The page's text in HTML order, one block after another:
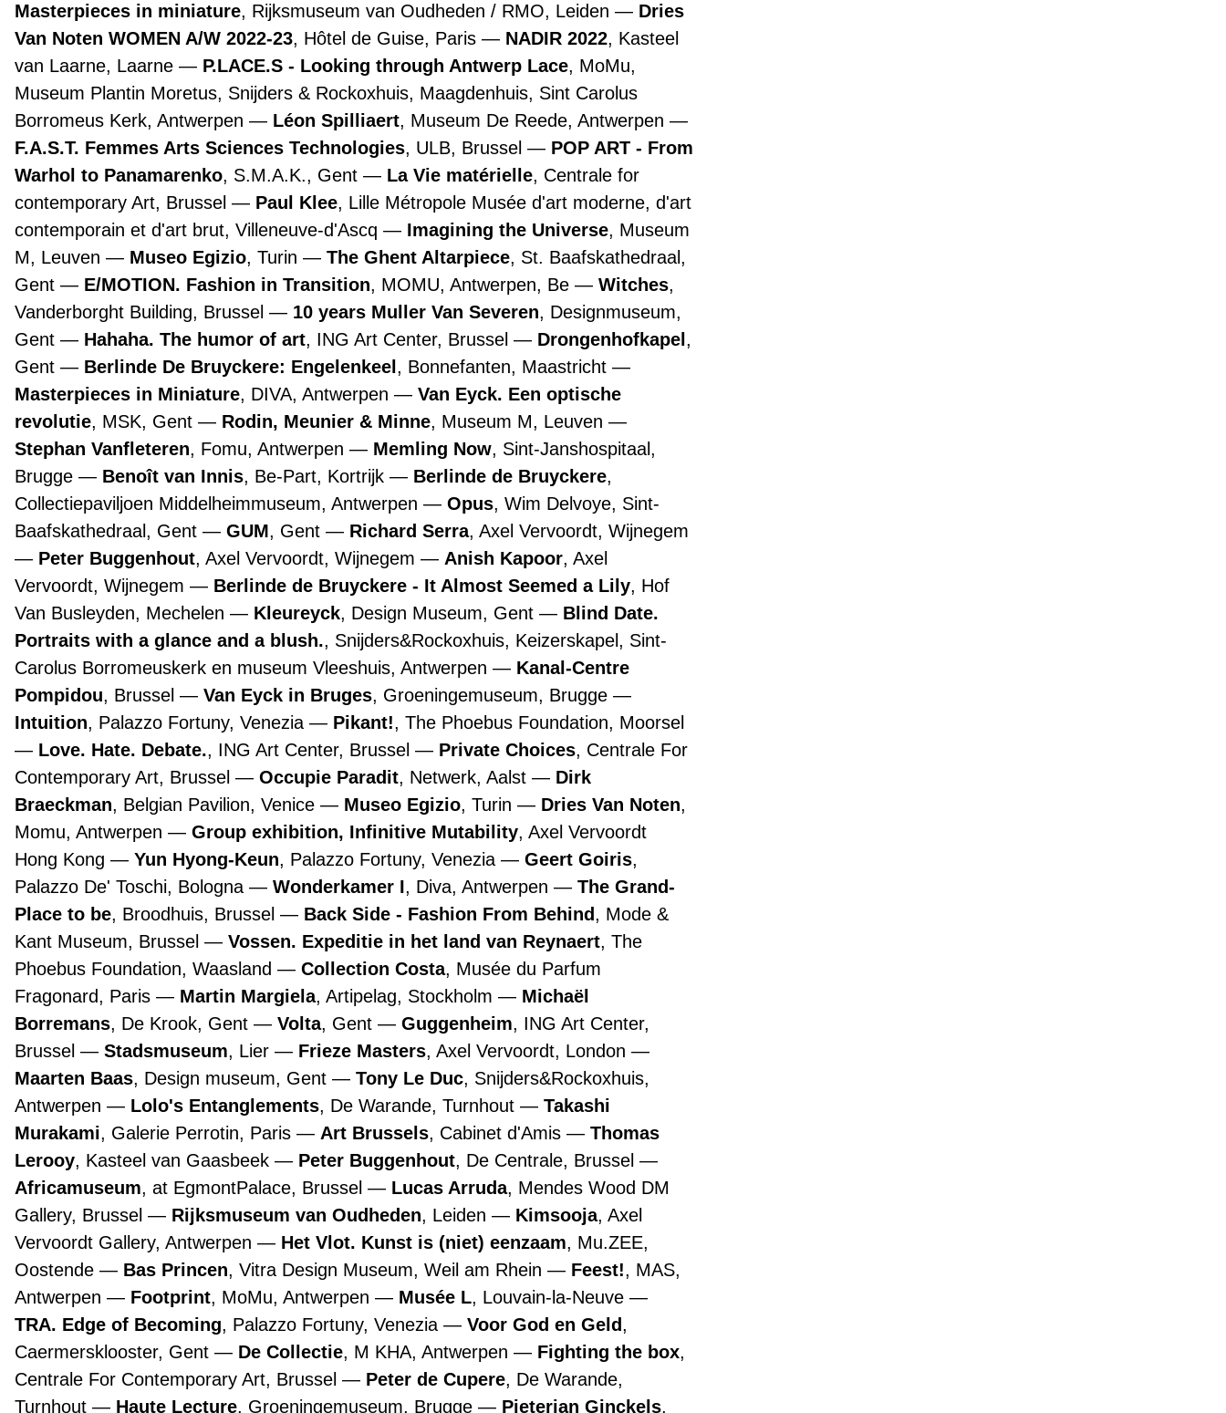
Masterpieces in miniature, Rijksmuseum van Oudheden / RMO, Leiden
Dries
Van Noten WOMEN A/W 2022-23, Hôtel de Guise, Paris NADIR 2022, Kasteel
van Laarne, Laarne
P.LACE.S - Looking through Antwerp Lace, MoMu,
Museum Plantin Moretus, Snijders & Rockoxhuis, Maagdenhuis, Sint Carolus
Borromeus Kerk, Antwerpen
Léon Spilliaert, Museum De Reede, Antwerpen
F.A.S.T. Femmes Arts Sciences Technologies, ULB, Brussel
POP ART - From
Warhol to Panamarenko, S.M.A.K., Gent La Vie matérielle, Centrale for
contemporary Art, Brussel
Paul Klee, Lille Métropole Musée d'art moderne, d'art
contemporain et d'art brut, Villeneuve-d'Ascq
Imagining the Universe, Museum
M, Leuven
Museo Egizio, Turin The Ghent Altarpiece, St. Baafskathedraal,
Gent
E/MOTION. Fashion in Transition, MOMU, Antwerpen, Be Witches,
Vanderborght Building, Brussel
10 years Muller Van Severen, Designmuseum,
Gent
Hahaha. The humor of art, ING Art Center, Brussel Drongenhofkapel ,
Gent
Berlinde De Bruyckere: Engelenkeel , Bonnefanten, Maastricht
Masterpieces in Miniature, DIVA, Antwerpen
Van Eyck. Een optische
revolutie, MSK, Gent Rodin, Meunier & Minne, Museum M, Leuven
Stephan Vanfleteren, Fomu, Antwerpen Memling Now, Sint-Janshospitaal,
Brugge
Benoît van Innis, Be-Part, Kortrijk Berlinde de Bruyckere,
Collectiepaviljoen Middelheimmuseum, Antwerpen
Opus, Wim Delvoye, Sint-
Baafskathedraal, Gent
GUM, Gent Richard Serra, Axel Vervoordt, Wijnegem
Peter Buggenhout, Axel Vervoordt, Wijnegem Anish Kapoor, Axel
Vervoordt, Wijnegem
Berlinde de Bruyckere - It Almost Seemed a Lily, Hof
Van Busleyden, Mechelen
Kleureyck, Design Museum, Gent
Blind Date.
Portraits with a glance and a blush., Snijders&Rockoxhuis, Keizerskapel, Sint-
Carolus Borromeuskerk en museum Vleeshuis, Antwerpen
Kanal-Centre
Pompidou, Brussel Van Eyck in Bruges, Groeningemuseum, Brugge
Intuition, Palazzo Fortuny, Venezia Pikant!, The Phoebus Foundation, Moorsel
Love. Hate. Debate., ING Art Center, Brussel Private Choices, Centrale For
Contemporary Art, Brussel
Occupie Paradit, Netwerk, Aalst
Dirk
Braeckman, Belgian Pavilion, Venice Museo Egizio, Turin Dries Van Noten,
Momu, Antwerpen
Group exhibition, Infinitive Mutability, Axel Vervoordt
Hong Kong
Yun Hyong-Keun, Palazzo Fortuny, Venezia Geert Goiris,
Palazzo De' Toschi, Bologna
Wonderkamer I, Diva, Antwerpen
The Grand-
Place to be, Broodhuis, Brussel Back Side - Fashion From Behind, Mode &
Kant Museum, Brussel
Vossen. Expeditie in het land van Reynaert, The
Phoebus Foundation, Waasland
Collection Costa, Musée du Parfum
Fragonard, Paris
Martin Margiela, Artipelag, Stockholm
Michaël
Borremans, De Krook, Gent Volta, Gent Guggenheim, ING Art Center,
Brussel
Stadsmuseum, Lier Frieze Masters, Axel Vervoordt, London
Maarten Baas, Design museum, Gent Tony Le Duc, Snijders&Rockoxhuis,
Antwerpen
Lolo's Entanglements, De Warande, Turnhout
Takashi
Murakami, Galerie Perrotin, Paris Art Brussels, Cabinet d'Amis
Thomas
Lerooy, Kasteel van Gaasbeek Peter Buggenhout, De Centrale, Brussel
Africamuseum, at EgmontPalace, Brussel Lucas Arruda, Mendes Wood DM
Gallery, Brussel
Rijksmuseum van Oudheden, Leiden Kimsooja, Axel
Vervoordt Gallery, Antwerpen
Het Vlot. Kunst is (niet) eenzaam, Mu.ZEE,
Oostende
Bas Princen, Vitra Design Museum, Weil am Rhein Feest!, MAS,
Antwerpen
Footprint, MoMu, Antwerpen Musée L, Louvain-la-Neuve
TRA. Edge of Becoming, Palazzo Fortuny, Venezia Voor God en Geld,
Caermersklooster, Gent
De Collectie, M KHA, Antwerpen Fighting the box,
Centrale For Contemporary Art, Brussel
Peter de Cupere, De Warande,
Turnhout
Haute Lecture, Groeningemuseum, Brugge Pieterjan Ginckels,